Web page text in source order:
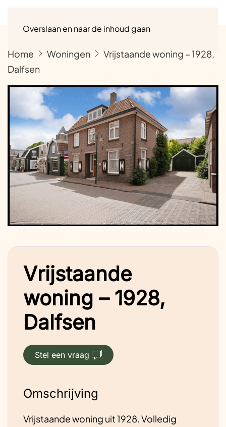
Overslaan en naar de inhoud gaan
Home Woningen
Vrijstaande woning – 1928,
Dalfsen
Vrijstaande
woning – 1928,
Dalfsen
Stel een vraag
Omschrijving
Vrijstaande woning uit 1928. Volledig